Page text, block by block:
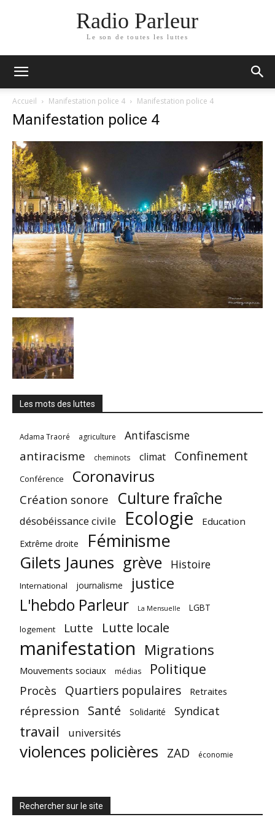
Radio Parleur
Le son de toutes les luttes
Accueil Manifestation police 4 Manifestation police 4
Manifestation police 4
Les mots des luttes
Adama Traoré agriculture Antifascisme
antiracisme cheminots climat Confinement
Conférence Coronavirus
Création sonore Culture fraîche
désobéissance civile Ecologie Education
Extrême droite Féminisme
Gilets Jaunes grève Histoire
International journalisme justice
L'hebdo Parleur La Mensuelle
LGBT
logement
Lutte Lutte locale
manifestation Migrations
Mouvements sociaux médias Politique
Procès Quartiers populaires Retraites
répression Santé Solidarité Syndicat
travail universités
violences policières ZAD économie
Rechercher sur le site